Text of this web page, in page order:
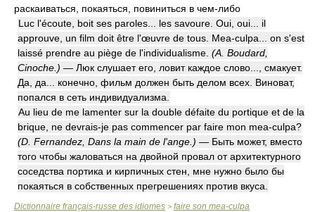
раскаиваться, покаяться, повиниться в чем-либо
Luc l'écoute, boit ses paroles... les savoure. Oui, oui... il
approuve, un film doit être l'œuvre de tous. Mea-culpa... on s'est
laissé prendre au piège de l'individualisme. (A. Boudard,
Cinoche.) — Люк слушает его, ловит каждое слово..., смакует.
Да, да... конечно, фильм должен быть делом всех. Виноват,
попался в сеть индивидуализма.
Au lieu de me lamenter sur la double défaite du portique et de la
brique, ne devrais-je pas commencer par faire mon mea-culpa?
(D. Fernandez, Dans la main de l'ange.) — Быть может, вместо
того чтобы жаловаться на двойной провал от архитектурного
соседства портика и кирпичных стен, мне нужно было бы
покаяться в собственных прегрешениях против вкуса.
Dictionnaire français-russe des idiomes > faire son mea-culpa